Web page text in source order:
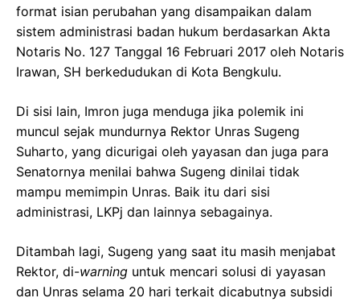
format isian perubahan yang disampaikan dalam
sistem administrasi badan hukum berdasarkan Akta
Notaris No. 127 Tanggal 16 Februari 2017 oleh Notaris
Irawan, SH berkedudukan di Kota Bengkulu.
Di sisi lain, Imron juga menduga jika polemik ini
muncul sejak mundurnya Rektor Unras Sugeng
Suharto, yang dicurigai oleh yayasan dan juga para
Senatornya menilai bahwa Sugeng dinilai tidak
mampu memimpin Unras. Baik itu dari sisi
administrasi, LKPj dan lainnya sebagainya.
Ditambah lagi, Sugeng yang saat itu masih menjabat
Rektor, di-warning untuk mencari solusi di yayasan
dan Unras selama 20 hari terkait dicabutnya subsidi